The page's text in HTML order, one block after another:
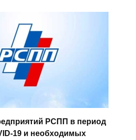
РСПП в период
19 и необходимых